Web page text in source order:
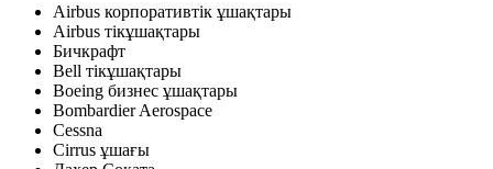
Airbus корпоративтік ұшақтары
Airbus тікұшақтары
Бичкрафт
Bell тікұшақтары
Boeing бизнес ұшақтары
Bombardier Aerospace
Cessna
Cirrus ұшағы